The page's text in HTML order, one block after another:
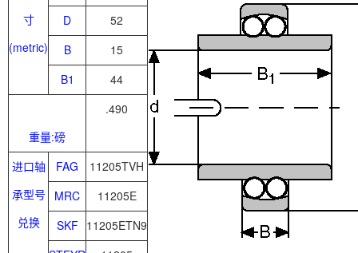
寸
(metric)
D
52
B
15
B1
44
重量:磅
.490
进口轴
承型号
兑换
FAG
11205TVH
MRC
11205E
SKF 11205ETN9